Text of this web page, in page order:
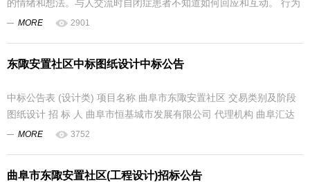
的情绪和想法。与人交流时自闭症患者不知道如何回应和互动。 行为
上，自闭...
MORE 2901
东陬安置社区中标图纸设计中标公告
中标公告表 (设计类) 项目名称 曲阜市东陬安置社区 交易类别及阶段
图纸设计 招 标 人 曲阜市恒基城市发展有限公司 代理机构 曲阜汇达
项目...
MORE 3752
曲阜市东陬安置社区(工程设计)招标公告